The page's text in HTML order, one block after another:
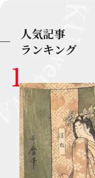
人気記事
ランキング